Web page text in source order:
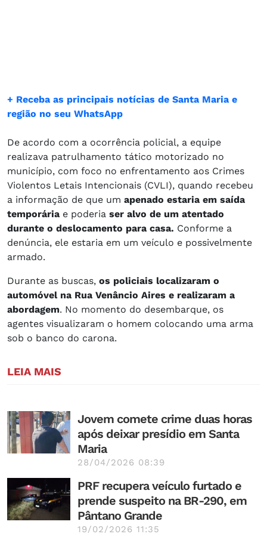
+ Receba as principais notícias de Santa Maria e
região no seu WhatsApp
De acordo com a ocorrência policial, a equipe
realizava patrulhamento tático motorizado no
município, com foco no enfrentamento aos Crimes
Violentos Letais Intencionais (CVLI), quando recebeu
a informação de que um apenado estaria em saída
temporária e poderia ser alvo de um atentado
durante o deslocamento para casa. Conforme a
denúncia, ele estaria em um veículo e possivelmente
armado.
Durante as buscas, os policiais localizaram o
automóvel na Rua Venâncio Aires e realizaram a
abordagem. No momento do desembarque, os
agentes visualizaram o homem colocando uma arma
sob o banco do carona.
LEIA MAIS
Jovem comete crime duas horas
após deixar presídio em Santa
Maria
28/04/2026 08:39
PRF recupera veículo furtado e
prende suspeito na BR-290, em
Pântano Grande
19/02/2026 11:35